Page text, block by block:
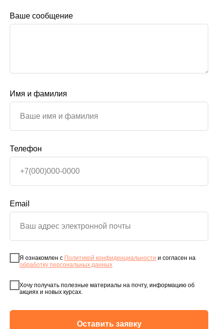
Ваше сообщение
Имя и фамилия
Телефон
Email
Я ознакомлен с Политикой конфиденциальности и согласен на
обработку персональных данных
Хочу получать полезные материалы на почту, информацию об
акциях и новых курсах.
Оставить заявку